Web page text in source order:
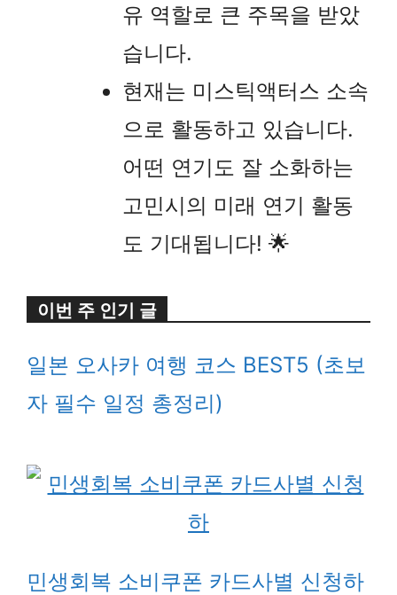
유 역할로 큰 주목을 받았
습니다.
현재는 미스틱액터스 소속
으로 활동하고 있습니다.
어떤 연기도 잘 소화하는
고민시의 미래 연기 활동
도 기대됩니다! 🌟
이번 주 인기 글
일본 오사카 여행 코스 BEST5 (초보
자 필수 일정 총정리)
민생회복 소비쿠폰 카드사별 신청하